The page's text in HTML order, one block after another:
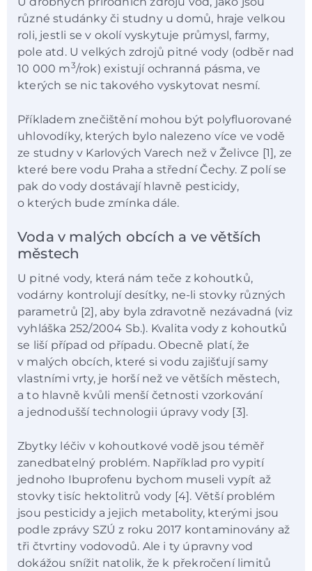
různé studánky či studny u domů, hraje velkou
roli, jestli se v okolí vyskytuje průmysl, farmy,
pole atd. U velkých zdrojů pitné vody (odběr nad
10 000 m3/rok) existují ochranná pásma, ve
kterých se nic takového vyskytovat nesmí.
Příkladem znečištění mohou být polyfluorované
uhlovodíky, kterých bylo nalezeno více ve vodě
ze studny v Karlových Varech než v Želivce [1], ze
které bere vodu Praha a střední Čechy. Z polí se
pak do vody dostávají hlavně pesticidy,
o kterých bude zmínka dále.
Voda v malých obcích a ve větších
městech
U pitné vody, která nám teče z kohoutků,
vodárny kontrolují desítky, ne-li stovky různých
parametrů [2], aby byla zdravotně nezávadná (viz
vyhláška 252/2004 Sb.). Kvalita vody z kohoutků
se liší případ od případu. Obecně platí, že
v malých obcích, které si vodu zajišťují samy
vlastními vrty, je horší než ve větších městech,
a to hlavně kvůli menší četnosti vzorkování
a jednodušší technologii úpravy vody [3].
Zbytky léčiv v kohoutkové vodě jsou téměř
zanedbatelný problém. Například pro vypití
jednoho Ibuprofenu bychom museli vypít až
stovky tisíc hektolitrů vody [4]. Větší problém
jsou pesticidy a jejich metabolity, kterými jsou
podle zprávy SZÚ z roku 2017 kontaminovány až
tři čtvrtiny vodovodů. Ale i ty úpravny vod
dokážou snížit natolik, že k překročení limitů